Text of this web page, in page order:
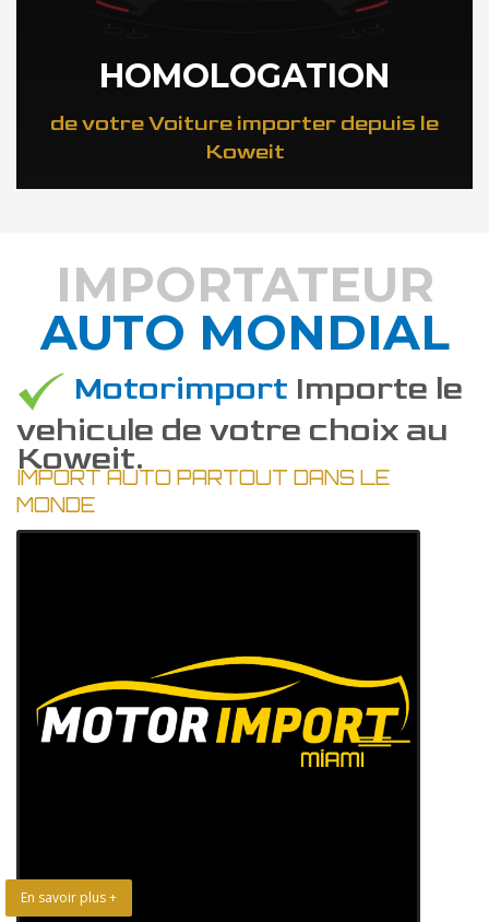
HOMOLOGATION
de votre Voiture importer depuis le
Koweit
DÉCOUVREZ COMMENT
IMPORTATEUR
AUTO MONDIAL
Motorimport Importe le
vehicule de votre choix au
Koweit.
IMPORT AUTO PARTOUT DANS LE
MONDE
En savoir plus +